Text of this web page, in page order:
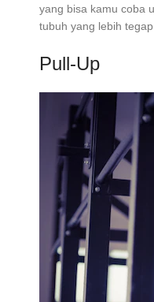
yang bisa kamu coba
tubuh yang lebih
Pull-Up